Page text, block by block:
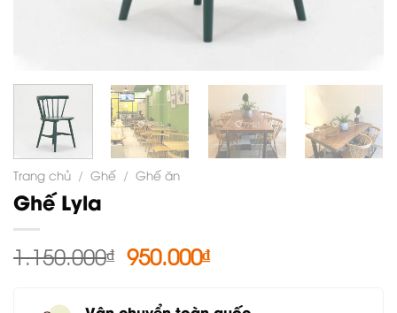
Trang chủ / Ghế / Ghế ăn
Ghế Lyla
1.150.000₫ Giá
gốc
950.000₫Giá